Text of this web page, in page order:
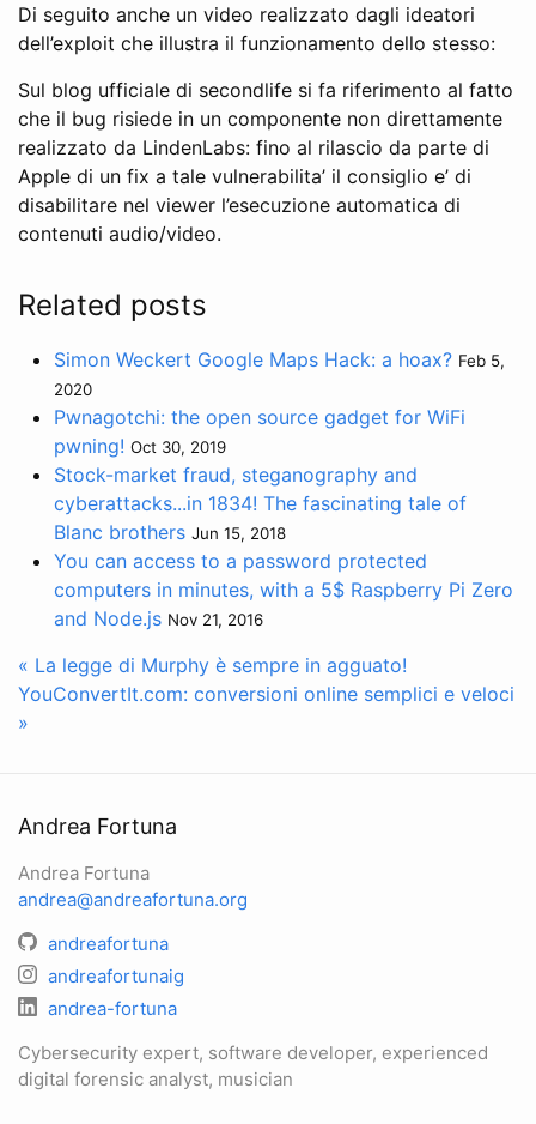
Di seguito anche un video realizzato dagli ideatori
dell’exploit che illustra il funzionamento dello stesso:
Sul blog ufficiale di secondlife si fa riferimento al fatto
che il bug risiede in un componente non direttamente
realizzato da LindenLabs: fino al rilascio da parte di
Apple di un fix a tale vulnerabilita’ il consiglio e’ di
disabilitare nel viewer l’esecuzione automatica di
contenuti audio/video.
Related posts
Simon Weckert Google Maps Hack: a hoax? Feb 5,
2020
Pwnagotchi: the open source gadget for WiFi
pwning! Oct 30, 2019
Stock-market fraud, steganography and
cyberattacks...in 1834! The fascinating tale of
Blanc brothers Jun 15, 2018
You can access to a password protected
computers in minutes, with a 5$ Raspberry Pi Zero
and Node.js Nov 21, 2016
« La legge di Murphy è sempre in agguato!
YouConvertIt.com: conversioni online semplici e veloci
»
Andrea Fortuna
Andrea Fortuna
andrea@andreafortuna.org
andreafortuna
andreafortunaig
andrea-fortuna
Cybersecurity expert, software developer, experienced
digital forensic analyst, musician